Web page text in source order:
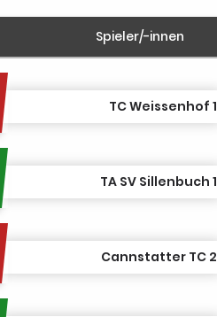
Spieler/-innen
TC Weissenhof 1
TA SV Sillenbuch 1
Cannstatter TC 2